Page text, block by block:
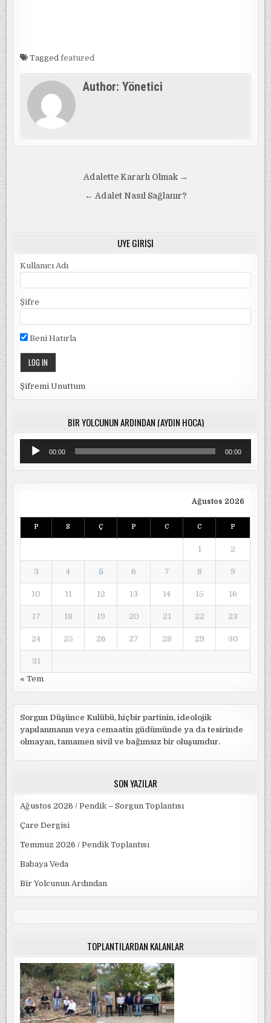
Taggedfeatured
Author:Yönetici
gezinmesi
Adalette Kararlı Olmak →
← Adalet Nasıl Sağlanır?
ÜYE GIRIŞI
Kullanıcı Adı
Şifre
Beni Hatırla
Şifremi Unuttum
BIR YOLCUNUN ARDINDAN (AYDIN HOCA)
Ses
oynatıcı00:00 00:00
Ağustos 2026
P S Ç P C C P
1 2
3 4 5 6 7 8 9
10 11 12 13 14 15 16
17 18 19 20 21 22 23
24 25 26 27 28 29 30
31
« Tem
Sorgun Düşünce Kulübü, hiçbir partinin, ideolojik
yapılanmanın veya cemaatin güdümünde ya da tesirinde
olmayan, tamamen sivil ve bağımsız bir oluşumdur.
SON YAZILAR
Ağustos 2026 / Pendik – Sorgun Toplantısı
Çare Dergisi
Temmuz 2026 / Pendik Toplantısı
Babaya Veda
Bir Yolcunun Ardından
TOPLANTILARDAN KALANLAR